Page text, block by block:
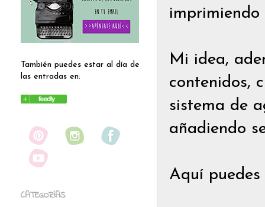
imprimiendo
Mi idea,
contenidos,
sistema de
añadiendo
Aquí
También puedes estar al día de
las entradas en:
CATEGORÍAS